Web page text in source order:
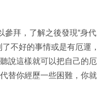
參拜，了解之後發現“身代
不好的事情或是有厄運，
說這樣就可以把自己的厄
替你經歷一些困難，你就